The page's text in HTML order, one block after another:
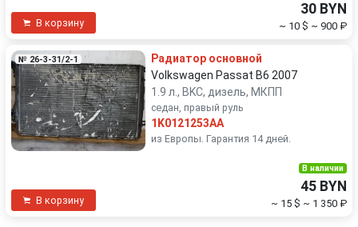
В корзину
30 BYN
~ 10 $ ~ 900 ₽
№ 26-3-31/2-1
Радиатор основной
Volkswagen Passat B6 2007
1.9 л., BKC, дизель, МКПП
седан, правый руль
1K0121253AA
из Европы. Гарантия 14 дней.
В корзину
В наличии
45 BYN
~ 15 $ ~ 1 350 ₽